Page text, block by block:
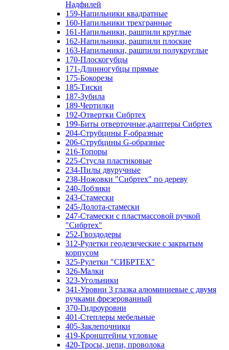
Надфилей
159-Напильники квадратные
160-Напильники трехгранные
161-Напильники, рашпили круглые
162-Напильники, рашпили плоские
163-Напильники, рашпили полукруглые
170-Плоскогубцы
171-Длинногубцы прямые
175-Бокорезы
185-Тиски
187-Зубила
189-Чертилки
192-Отвертки Сибртех
199-Биты отверточные,адаптеры Сибртех
204-Струбцины F-образные
206-Струбцины G-образные
216-Топоры
225-Стусла пластиковые
234-Пилы двуручные
238-Ножовки "Сибртех" по дереву
240-Лобзики
243-Стамески
245-Долота-стамески
247-Стамески с пластмассовой ручкой
"Сибртех"
252-Гвоздодеры
312-Рулетки геодезические с закрытым
корпусом
325-Рулетки "СИБРТЕХ"
326-Малки
323-Угольники
341-Уровни 3 глазка алюминиевые с двумя
ручками фрезерованный
370-Гидроуровни
401-Степлеры мебельные
405-Заклепочники
419-Кронштейны угловые
420-Тросы, цепи, проволока